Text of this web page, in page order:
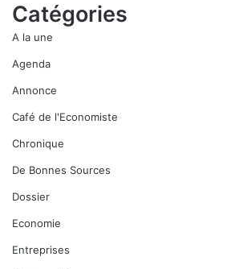
Catégories
A la une
Agenda
Annonce
Café de l'Economiste
Chronique
De Bonnes Sources
Dossier
Economie
Entreprises